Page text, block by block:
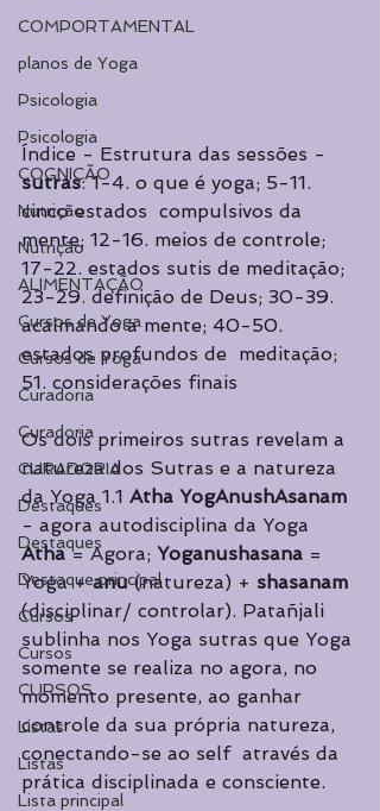
COMPORTAMENTAL
planos de Yoga
Psicologia
Psicologia
COGNIÇÃO
Nutrição
Nutrição
ALIMENTAÇÃO
Cursos de Yoga
Cursos de Yoga
Curadoria
Curadoria
CURADORIA
Destaques
Destaques
Destaque principal
Cursos
Cursos
CURSOS
Listas
Listas
Lista principal
Índice - Estrutura das sessões -
sutras: 1-4. o que é yoga; 5-11.
cinco estados  compulsivos da
mente; 12-16. meios de controle;
17-22. estados sutis de meditação;
23-29. definição de Deus; 30-39.
acalmando a mente; 40-50.
estados profundos de  meditação;
51. considerações finais
Os dois primeiros sutras revelam a
natureza dos Sutras e a natureza
da Yoga 1.1 Atha YogAnushAsanam
- agora autodisciplina da Yoga
Atha = Agora; Yoganushasana =
Yoga + anu (natureza) + shasanam
(disciplinar/ controlar). Patañjali
sublinha nos Yoga sutras que Yoga
somente se realiza no agora, no
momento presente, ao ganhar
controle da sua própria natureza,
conectando-se ao self  através da
prática disciplinada e consciente.